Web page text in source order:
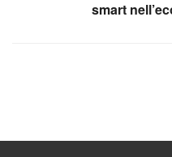
smart